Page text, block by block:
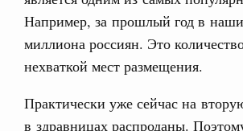
Например, за прошлый год в
миллиона россиян. Это
нехваткой мест размещения.
Практически уже сейчас на
в здравницах распроданы.